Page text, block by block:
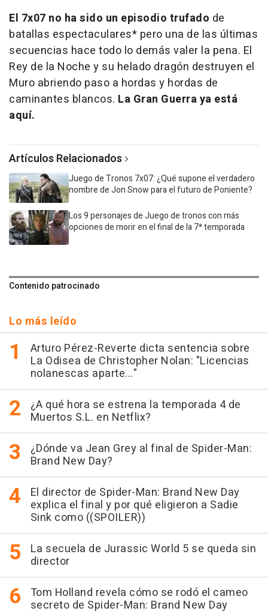
El 7x07 no ha sido un episodio trufado de
batallas espectaculares* pero una de las últimas
secuencias hace todo lo demás valer la pena. El
Rey de la Noche y su helado dragón destruyen el
Muro abriendo paso a hordas y hordas de
caminantes blancos. La Gran Guerra ya está
aquí.
Artículos Relacionados
Juego de Tronos 7x07: ¿Qué supone el verdadero
nombre de Jon Snow para el futuro de Poniente?
Los 9 personajes de Juego de tronos con más
opciones de morir en el final de la 7ª temporada
Contenido patrocinado
Lo más leído
Arturo Pérez-Reverte dicta sentencia sobre
La Odisea de Christopher Nolan: "Licencias
nolanescas aparte..."
¿A qué hora se estrena la temporada 4 de
Muertos S.L. en Netflix?
¿Dónde va Jean Grey al final de Spider-Man:
Brand New Day?
El director de Spider-Man: Brand New Day
explica el final y por qué eligieron a Sadie
Sink como ((SPOILER))
La secuela de Jurassic World 5 se queda sin
director
Tom Holland revela cómo se rodó el cameo
secreto de Spider-Man: Brand New Day